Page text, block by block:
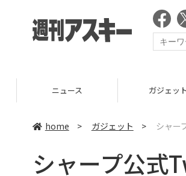
ニュース ガジェット
home > ガジェット > シャー
シャープ公